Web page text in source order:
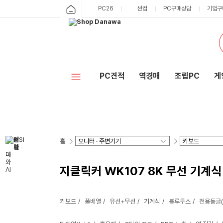
PC26 싼컴 PC구매상담 기업
PC견적 역경매 조립PC 게
홈
지클릭커 WK107 8K 무선 기계
키보드 풀배열 유선+무선 기계식 블루투스 전용동글